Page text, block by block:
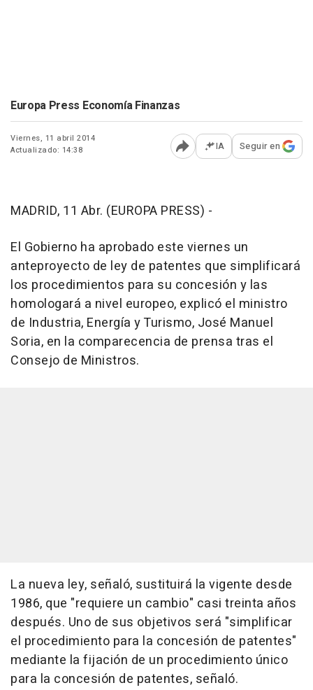
Europa Press Economía Finanzas
Viernes, 11 abril 2014
Actualizado: 14:38
Abrir opciones para
IA Seguir en
MADRID, 11 Abr. (EUROPA PRESS) -
El Gobierno ha aprobado este viernes un
anteproyecto de ley de patentes que simplificará
los procedimientos para su concesión y las
homologará a nivel europeo, explicó el ministro
de Industria, Energía y Turismo, José Manuel
Soria, en la comparecencia de prensa tras el
Consejo de Ministros.
La nueva ley, señaló, sustituirá la vigente desde
1986, que "requiere un cambio" casi treinta años
después. Uno de sus objetivos será "simplificar
el procedimiento para la concesión de patentes"
mediante la fijación de un procedimiento único
para la concesión de patentes, señaló.